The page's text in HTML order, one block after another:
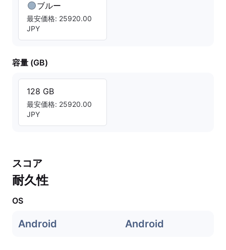
ブルー
最安価格: 25920.00
JPY
容量 (GB)
128 GB
最安価格: 25920.00
JPY
スコア
耐久性
OS
Android Android